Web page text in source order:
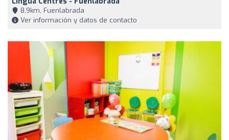
8,9km, Fuenlabrada
Ver información y datos de contacto